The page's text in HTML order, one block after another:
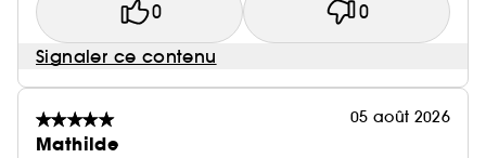
0 0
Signaler ce contenu
05 août 2026
Mathilde